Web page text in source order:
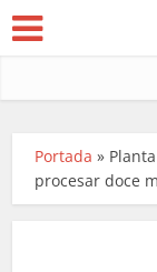
Portada »
procesar doce